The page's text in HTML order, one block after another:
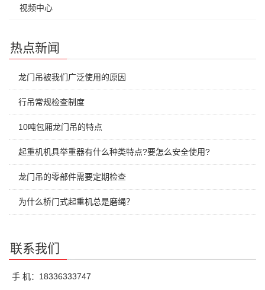
视频中心
热点新闻
龙门吊被我们广泛使用的原因
行吊常规检查制度
10吨包厢龙门吊的特点
起重机机具举重器有什么种类特点?要怎么安全使用?
龙门吊的零部件需要定期检查
为什么桥门式起重机总是磨绳？
联系我们
手 机：18336333747